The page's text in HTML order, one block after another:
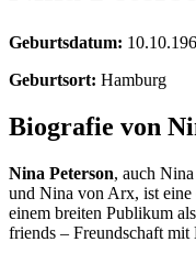
Geburtsdatum:
Geburtsort: Hamburg
Biografie von
Nina Peterson, auch
und Nina von Arx, ist eine
einem breiten Publikum
friends – Freundschaft mit